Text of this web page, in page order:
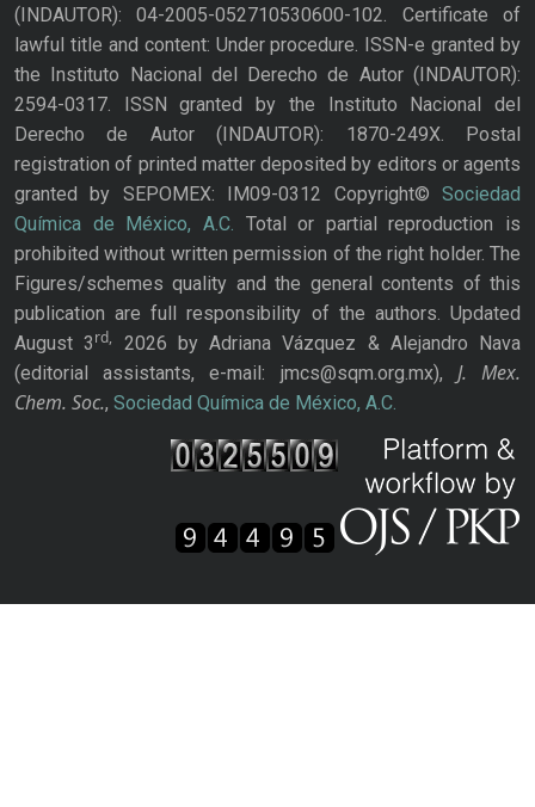
(INDAUTOR): 04-2005-052710530600-102. Certificate of
lawful title and content: Under procedure. ISSN-e granted by
the Instituto Nacional del Derecho de Autor (INDAUTOR):
2594-0317. ISSN granted by the Instituto Nacional del
Derecho de Autor (INDAUTOR): 1870-249X. Postal
registration of printed matter deposited by editors or agents
granted by SEPOMEX: IM09-0312 Copyright© Sociedad
Química de México, A.C. Total or partial reproduction is
prohibited without written permission of the right holder. The
Figures/schemes quality and the general contents of this
publication are full responsibility of the authors. Updated
August 3rd,
2026 by Adriana Vázquez & Alejandro Nava
(editorial assistants, e-mail: jmcs@sqm.org.mx), J. Mex.
Chem. Soc., Sociedad Química de México, A.C.